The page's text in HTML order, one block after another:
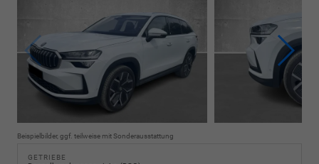
Beispielbilder, ggf. teilweise mit Sonderausstattung
GETRIEBE